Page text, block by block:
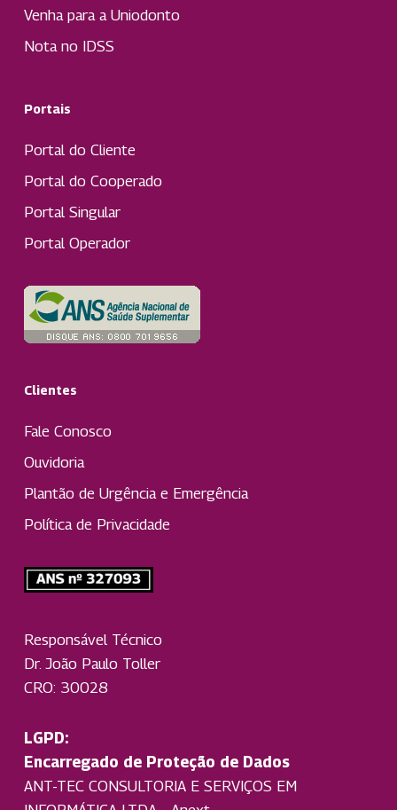
Venha para a Uniodonto
Nota no IDSS
Portais
Portal do Cliente
Portal do Cooperado
Portal Singular
Portal Operador
Clientes
Fale Conosco
Ouvidoria
Plantão de Urgência e Emergência
Política de Privacidade
Responsável Técnico
Dr. João Paulo Toller
CRO: 30028
LGPD:
Encarregado de Proteção de Dados
ANT-TEC CONSULTORIA E SERVIÇOS EM